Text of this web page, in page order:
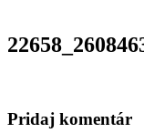
Pridaj komentár